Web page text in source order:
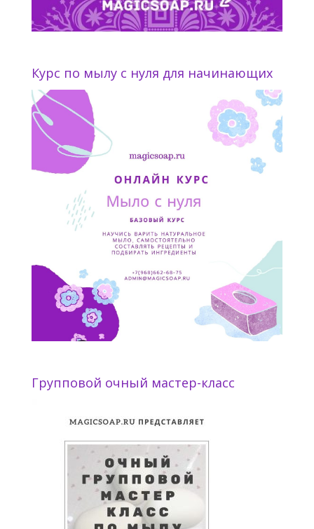
Курс по мылу с нуля для начинающих
Групповой очный мастер-класс